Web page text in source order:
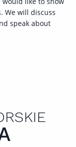
We will discuss
speak about